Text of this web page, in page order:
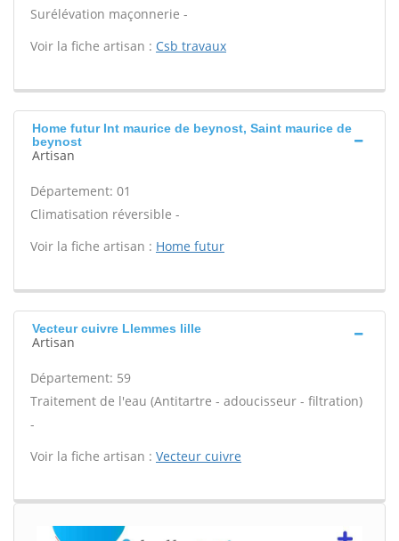
Surélévation maçonnerie -
Voir la fiche artisan : Csb travaux
Home futur Int maurice de beynost, Saint maurice de
beynost
Artisan
Département: 01
Climatisation réversible -
Voir la fiche artisan : Home futur
Vecteur cuivre Llemmes lille
Artisan
Département: 59
Traitement de l'eau (Antitartre - adoucisseur - filtration)
-
Voir la fiche artisan : Vecteur cuivre